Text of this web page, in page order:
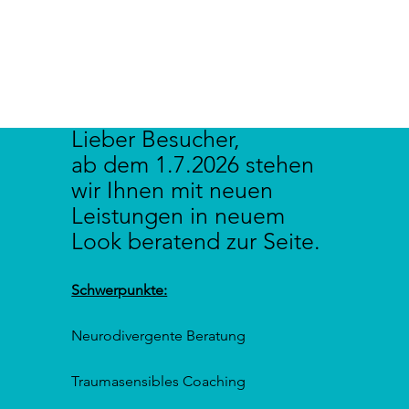
Lieber Besucher,
ab dem 1.7.2026 stehen
wir Ihnen mit neuen
Leistungen in neuem
Look beratend zur Seite.
Schwerpunkte:
Neurodivergente Beratung
Traumasensibles Coaching